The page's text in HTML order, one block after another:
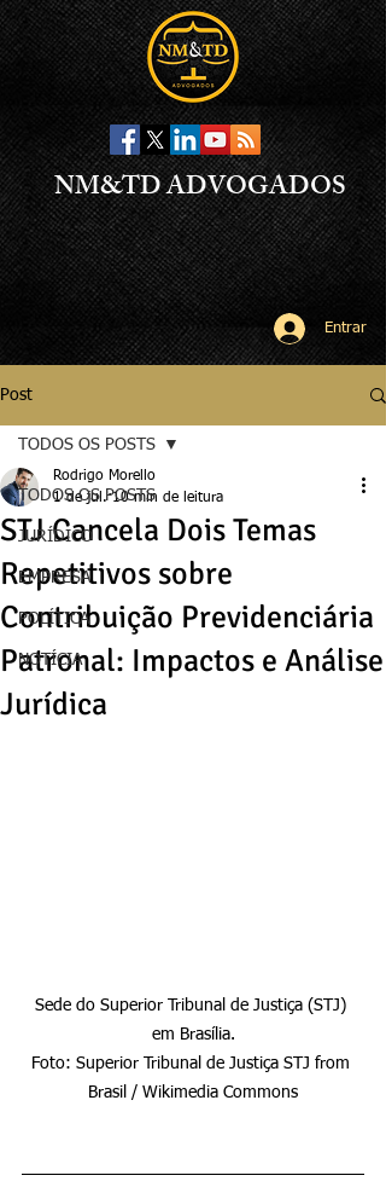
NM&TD ADVOGADOS
Entrar
Post
TODOS OS POSTS
JURÍDICO
EMPRESA
POLÍTICA
NOTÍCIA
TODOS OS POSTS
STJ Cancela Dois Temas
Repetitivos sobre
Contribuição Previdenciária
Patronal: Impactos e Análise
Jurídica
Rodrigo Morello
1 de jul. 10 min de leitura
Sede do Superior Tribunal de Justiça (STJ)
em Brasília.
Foto: Superior Tribunal de Justiça STJ from
Brasil / Wikimedia Commons